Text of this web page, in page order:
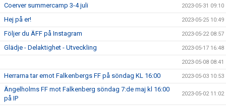
Coerver summercamp 3-4 juli 2023-05-31 09:10
Hej på er! 2023-05-25 10:49
Följer du ÄFF på Instagram 2023-05-22 08:57
Glädje - Delaktighet - Utveckling 2023-05-17 16:48
2023-05-08 08:41
Herrarna tar emot Falkenbergs FF på söndag KL 16:00 2023-05-03 10:53
Ängelholms FF mot Falkenberg söndag 7:de maj kl 16:00
på IP
2023-05-02 11:02